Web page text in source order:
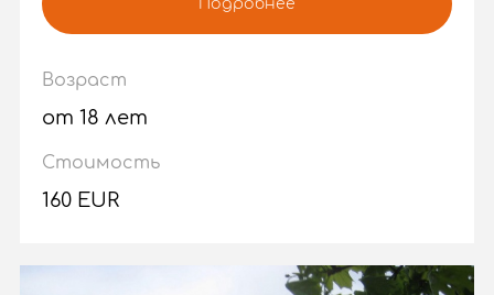
Подробнее
Возраст
от 18 лет
Стоимость
160 EUR